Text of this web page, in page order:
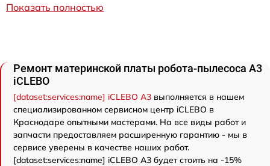
Показать полностью
Ремонт материнской платы робота-пылесоса A3
iCLEBO
[dataset:services:name] iCLEBO A3 выполняется в нашем
специализированном сервисном центр iCLEBO в
Краснодаре опытными мастерами. На все виды работ и
запчасти предоставляем расширенную гарантию - мы в
сервисе уверены в качестве наших работ.
[dataset:services:name] iCLEBO A3 будет стоить на -15%